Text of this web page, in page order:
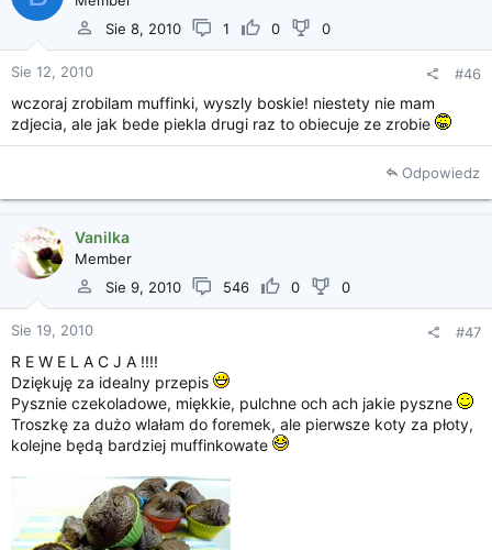
Sie 8, 2010
1 0 0
Sie 12, 2010 #46
wczoraj zrobilam muffinki, wyszly boskie! niestety nie mam
zdjecia, ale jak bede piekla drugi raz to obiecuje ze zrobie
Odpowiedz
Vanilka
Member
Sie 9, 2010
546 0 0
Sie 19, 2010 #47
R E W E L A C J A !!!!
Dziękuję za idealny przepis
Pysznie czekoladowe, miękkie, pulchne och ach jakie pyszne
Troszkę za dużo wlałam do foremek, ale pierwsze koty za płoty,
kolejne będą bardziej muffinkowate